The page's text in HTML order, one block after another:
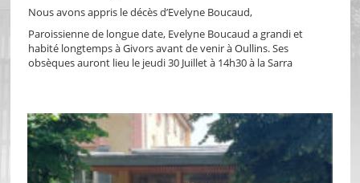
Nous avons appris le décès d’Evelyne Boucaud,
Paroissienne de longue date, Evelyne Boucaud a grandi et
habité longtemps à Givors avant de venir à Oullins. Ses
obsèques auront lieu le jeudi 30 Juillet à 14h30 à la Sarra